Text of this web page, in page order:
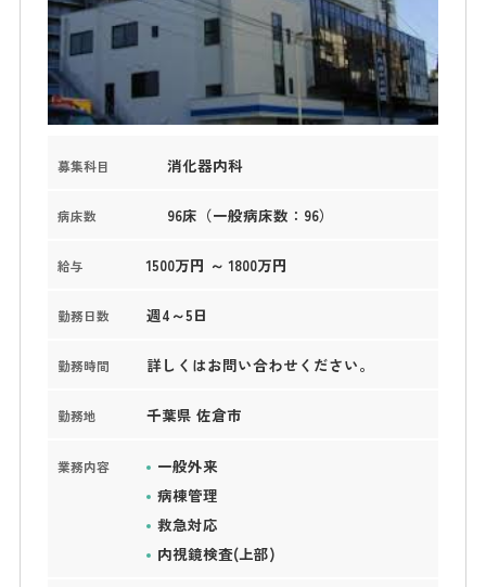
募集科目 消化器内科
病床数 96床（一般病床数：96）
給与 1500万円 ～ 1800万円
勤務日数 週4～5日
勤務時間 詳しくはお問い合わせください。
勤務地 千葉県 佐倉市
業務内容
一般外来
病棟管理
救急対応
内視鏡検査(上部)